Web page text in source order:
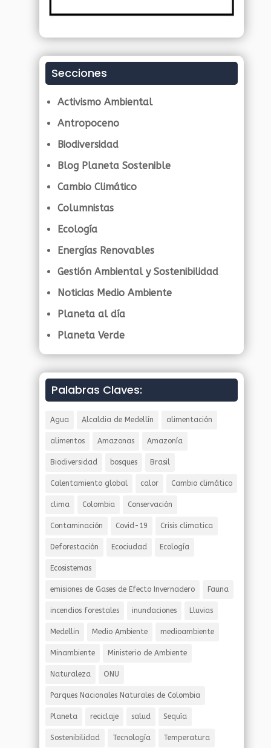
Secciones
Activismo Ambiental
Antropoceno
Biodiversidad
Blog Planeta Sostenible
Cambio Climático
Columnistas
Ecología
Energías Renovables
Gestión Ambiental y Sostenibilidad
Noticias Medio Ambiente
Planeta al día
Planeta Verde
Palabras Claves:
Agua Alcaldia de Medellín alimentación
alimentos Amazonas Amazonía
Biodiversidad bosques Brasil
Calentamiento global calor Cambio climático
clima Colombia Conservación
Contaminación Covid-19 Crisis climatica
Deforestación Ecociudad Ecología
Ecosistemas
emisiones de Gases de Efecto Invernadero Fauna
incendios forestales inundaciones Lluvias
Medellin Medio Ambiente medioambiente
Minambiente Ministerio de Ambiente
Naturaleza ONU
Parques Nacionales Naturales de Colombia
Planeta reciclaje salud Sequía
Sostenibilidad Tecnología Temperatura